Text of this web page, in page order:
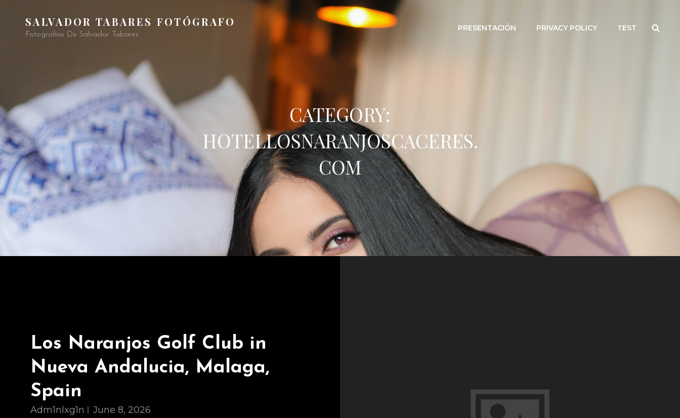
SALVADOR TABARES FOTÓGRAFO
Fotografías De Salvador Tabares
PRESENTACIÓN PRIVACY POLICY TEST
CATEGORY:
HOTELLOSNARANJOSCACERES.
COM
Los Naranjos Golf Club in
Nueva Andalucia, Malaga,
Spain
Adm1nlxg1n June 8, 2026